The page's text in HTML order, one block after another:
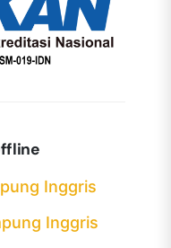
Inggris
Inggris